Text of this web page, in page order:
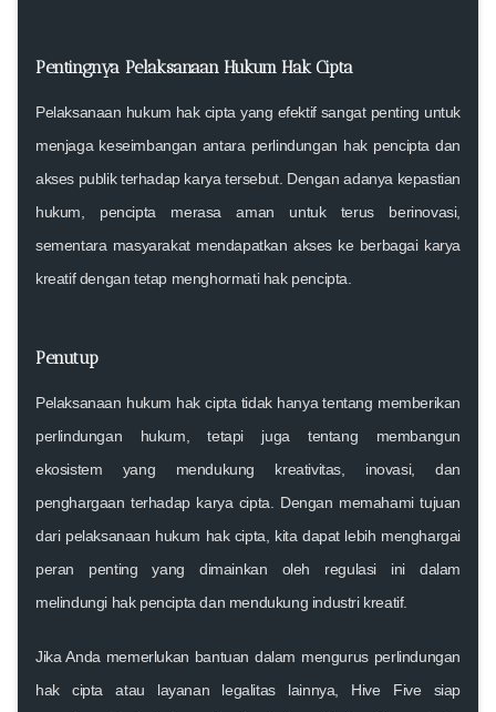
Pentingnya Pelaksanaan Hukum Hak Cipta
Pelaksanaan hukum hak cipta yang efektif sangat penting untuk
menjaga keseimbangan antara perlindungan hak pencipta dan
akses publik terhadap karya tersebut. Dengan adanya kepastian
hukum, pencipta merasa aman untuk terus berinovasi,
sementara masyarakat mendapatkan akses ke berbagai karya
kreatif dengan tetap menghormati hak pencipta.
Penutup
Pelaksanaan hukum hak cipta tidak hanya tentang memberikan
perlindungan hukum, tetapi juga tentang membangun
ekosistem yang mendukung kreativitas, inovasi, dan
penghargaan terhadap karya cipta. Dengan memahami tujuan
dari pelaksanaan hukum hak cipta, kita dapat lebih menghargai
peran penting yang dimainkan oleh regulasi ini dalam
melindungi hak pencipta dan mendukung industri kreatif.
Jika Anda memerlukan bantuan dalam mengurus perlindungan
hak cipta atau layanan legalitas lainnya, Hive Five siap